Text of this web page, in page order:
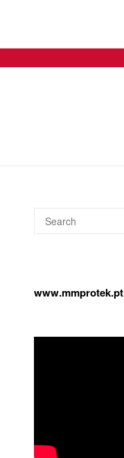
www.mmprotek.pt